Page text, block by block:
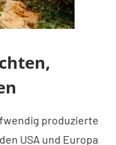
produzierte
USA und Europa